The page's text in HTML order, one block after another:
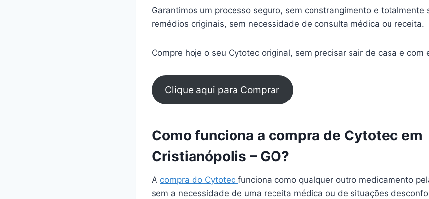
Garantimos um processo seguro, sem constrangimento e totalmente
remédios originais, sem necessidade de consulta médica ou receita.
Compre hoje o seu Cytotec original, sem precisar sair de casa e com
Clique aqui para Comprar
Como funciona a compra de Cytotec em
Cristianópolis – GO?
A compra do Cytotec funciona como qualquer outro medicamento
sem a necessidade de uma receita médica ou de situações